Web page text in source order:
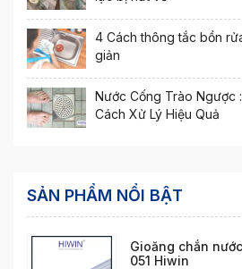
4 Cách thông tắc bồn
giản
Nước Cống Trào Ngược
Cách Xử Lý Hiệu Quả
SẢN PHẨM NỔI BẬT
Gioăng chắn
051 Hiwin